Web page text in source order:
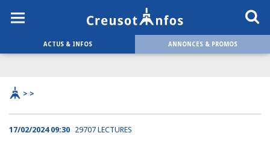
ACTUS & INFOS ANNONCES & PROMOS
> >
17/02/2024 09:30 29707 LECTURES